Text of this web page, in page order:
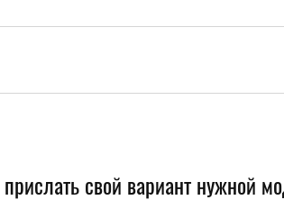
свой вариант нужной